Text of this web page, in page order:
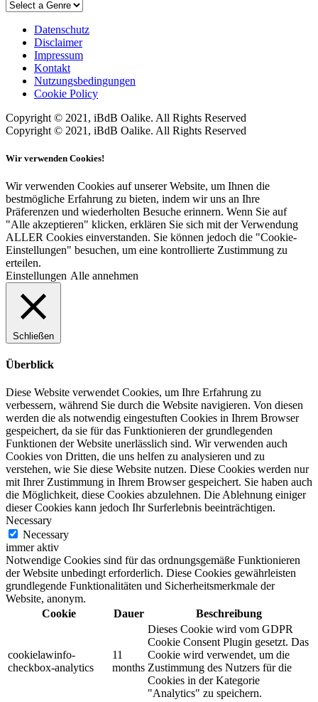
Datenschutz
Disclaimer
Impressum
Kontakt
Nutzungsbedingungen
Cookie Policy
Copyright © 2021, iBdB Oalike. All Rights Reserved
Copyright © 2021, iBdB Oalike. All Rights Reserved
Wir verwenden Cookies!
Wir verwenden Cookies auf unserer Website, um Ihnen die
bestmögliche Erfahrung zu bieten, indem wir uns an Ihre
Präferenzen und wiederholten Besuche erinnern. Wenn Sie auf
"Alle akzeptieren" klicken, erklären Sie sich mit der Verwendung
ALLER Cookies einverstanden. Sie können jedoch die "Cookie-
Einstellungen" besuchen, um eine kontrollierte Zustimmung zu
erteilen.
Einstellungen Alle annehmen
Schließen
Überblick
Diese Website verwendet Cookies, um Ihre Erfahrung zu
verbessern, während Sie durch die Website navigieren. Von diesen
werden die als notwendig eingestuften Cookies in Ihrem Browser
gespeichert, da sie für das Funktionieren der grundlegenden
Funktionen der Website unerlässlich sind. Wir verwenden auch
Cookies von Dritten, die uns helfen zu analysieren und zu
verstehen, wie Sie diese Website nutzen. Diese Cookies werden nur
mit Ihrer Zustimmung in Ihrem Browser gespeichert. Sie haben auch
die Möglichkeit, diese Cookies abzulehnen. Die Ablehnung einiger
dieser Cookies kann jedoch Ihr Surferlebnis beeinträchtigen.
Necessary
Necessary
immer aktiv
Notwendige Cookies sind für das ordnungsgemäße Funktionieren
der Website unbedingt erforderlich. Diese Cookies gewährleisten
grundlegende Funktionalitäten und Sicherheitsmerkmale der
Website, anonym.
Cookie
Dauer Beschreibung
cookielawinfo-
checkbox-analytics
11
months
Dieses Cookie wird vom GDPR
Cookie Consent Plugin gesetzt. Das
Cookie wird verwendet, um die
Zustimmung des Nutzers für die
Cookies in der Kategorie
"Analytics" zu speichern.